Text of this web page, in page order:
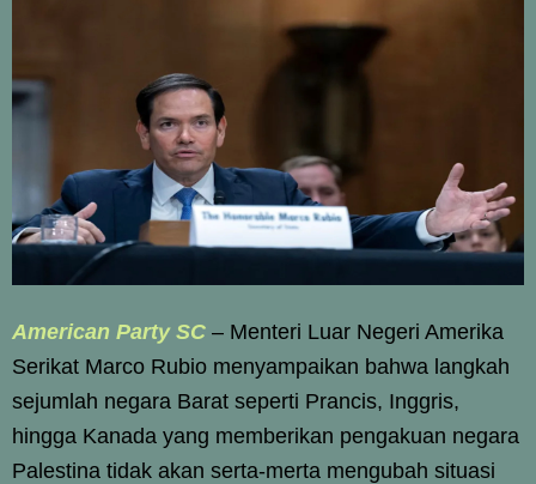
American Party SC – Menteri Luar Negeri Amerika
Serikat Marco Rubio menyampaikan bahwa langkah
sejumlah negara Barat seperti Prancis, Inggris,
hingga Kanada yang memberikan pengakuan negara
Palestina tidak akan serta-merta mengubah situasi